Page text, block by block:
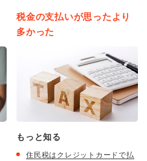
税金の支払いが思ったより
多かった
もっと知る
住民税はクレジットカードで払